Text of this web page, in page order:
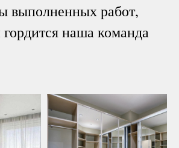
выполненных работ,
наша команда